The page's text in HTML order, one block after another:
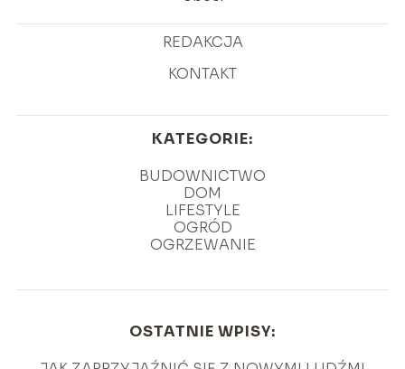
REDAKCJA
KONTAKT
KATEGORIE:
BUDOWNICTWO
DOM
LIFESTYLE
OGRÓD
OGRZEWANIE
OSTATNIE WPISY: